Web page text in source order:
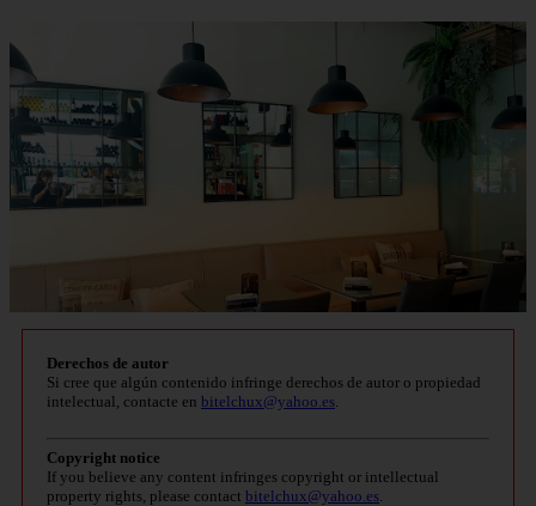
Derechos de autor
Si cree que algún contenido infringe derechos de autor o propiedad
intelectual, contacte en bitelchux@yahoo.es
Copyright notice
If you believe any content infringes copyright or intellectual
property rights, please contact bitelchux@yahoo.es